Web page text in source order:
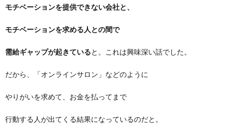
モチベーションを提供できない会社と、
モチベーションを求める人との間で
需給ギャップが起きていると。これは興味深い話でした。
だから、「オンラインサロン」などのように
やりがいを求めて、お金を払ってまで
行動する人が出てくる結果になっているのだと。